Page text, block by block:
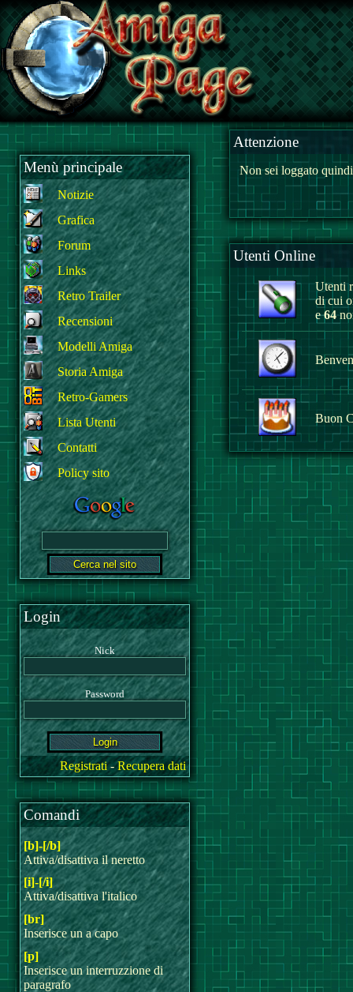
Menù principale
Notizie
Grafica
Forum
Links
Retro Trailer
Recensioni
Modelli Amiga
Storia Amiga
Retro-Gamers
Lista Utenti
Contatti
Policy sito
Login
Nick
Password
Registrati-Recupera dati
Comandi
[b]-[/b]
Attiva/disattiva il neretto
[i]-[/i]
Attiva/disattiva l'italico
[br]
Inserisce un a capo
[p]
Inserisce un interruzzione di
paragrafo
Attenzione
Non sei loggato
Utenti Online
Utenti
di cui
e64
Buon